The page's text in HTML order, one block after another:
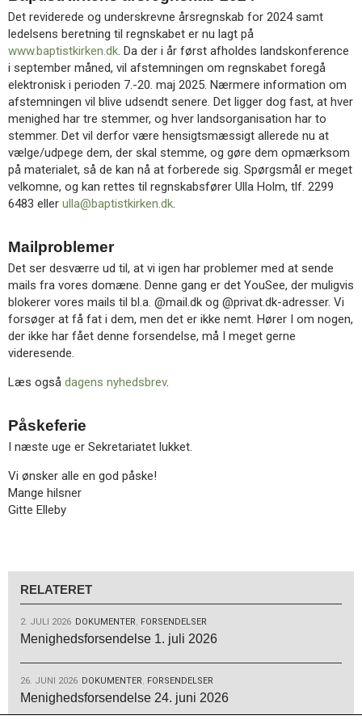
Det reviderede og underskrevne årsregnskab for 2024 samt
ledelsens beretning til regnskabet er nu lagt på
www.baptistkirken.dk. Da der i år først afholdes landskonference
i september måned, vil afstemningen om regnskabet foregå
elektronisk i perioden 7.-20. maj 2025. Nærmere information om
afstemningen vil blive udsendt senere. Det ligger dog fast, at hver
menighed har tre stemmer, og hver landsorganisation har to
stemmer. Det vil derfor være hensigtsmæssigt allerede nu at
vælge/udpege dem, der skal stemme, og gøre dem opmærksom
på materialet, så de kan nå at forberede sig. Spørgsmål er meget
velkomne, og kan rettes til regnskabsfører Ulla Holm, tlf. 2299
6483 eller ulla@baptistkirken.dk.
Mailproblemer
Det ser desværre ud til, at vi igen har problemer med at sende
mails fra vores domæne. Denne gang er det YouSee, der muligvis
blokerer vores mails til bl.a. @mail.dk og @privat.dk-adresser. Vi
forsøger at få fat i dem, men det er ikke nemt. Hører I om nogen,
der ikke har fået denne forsendelse, må I meget gerne
videresende.
Læs også dagens nyhedsbrev.
Påskeferie
I næste uge er Sekretariatet lukket.
Vi ønsker alle en god påske!
Mange hilsner
Gitte Elleby
RELATERET
2. JULI 2026 DOKUMENTER, FORSENDELSER
Menighedsforsendelse 1. juli 2026
26. JUNI 2026 DOKUMENTER, FORSENDELSER
Menighedsforsendelse 24. juni 2026